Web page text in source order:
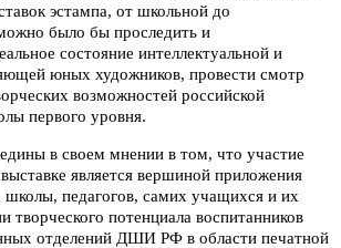
эстампа, от школьной до
было бы проследить и
состояние интеллектуальной и
юных художников, провести смотр
возможностей российской
первого уровня.
в своем мнении в том, что участие
является вершиной приложения
школы, педагогов, самих учащихся и их
творческого потенциала воспитанников
отделений ДШИ РФ в области печатной